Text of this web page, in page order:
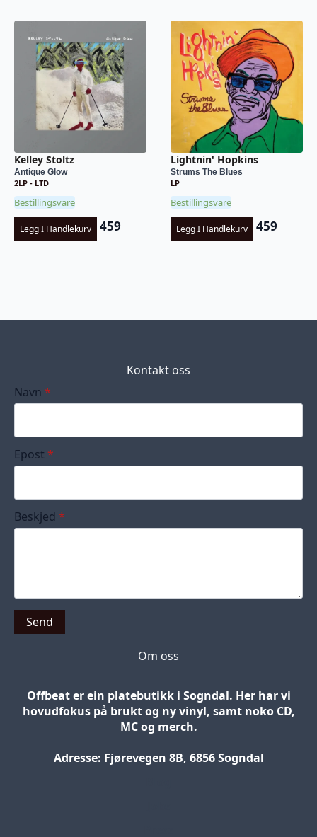
Kelley Stoltz
Antique Glow
2LP - LTD
Bestillingsvare
Legg I Handlekurv 459
Lightnin' Hopkins
Strums The Blues
LP
Bestillingsvare
Legg I Handlekurv 459
Kontakt oss
Navn *
Epost *
Beskjed *
Send
Om oss
Offbeat er ein platebutikk i Sogndal. Her har vi
hovudfokus på brukt og ny vinyl, samt noko CD,
MC og merch.
Adresse: Fjørevegen 8B, 6856 Sogndal